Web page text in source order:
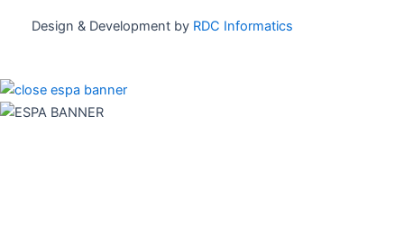
Design & Development by RDC Informatics